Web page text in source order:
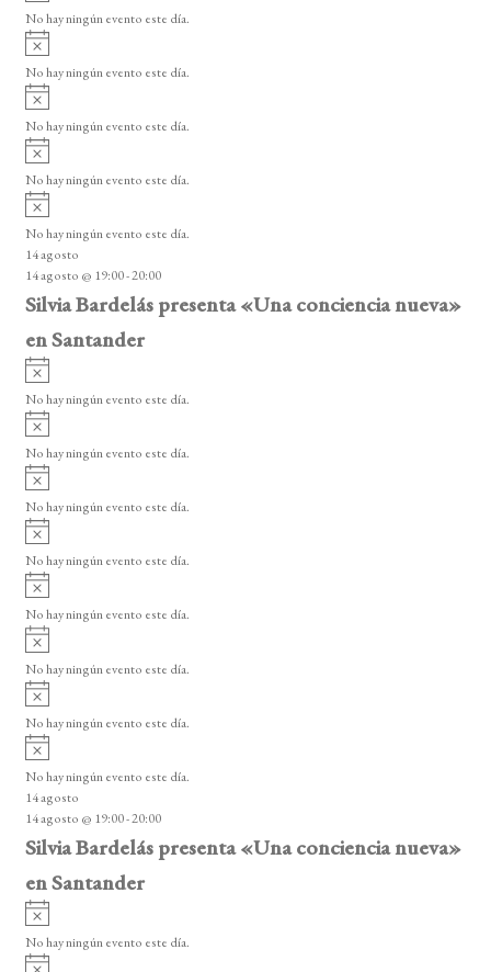
v
e
n
t
o
s
o
v
i
o
No hay ningún evento este día.
A
v
i
o
No hay ningún evento este día.
A
v
i
o
No hay ningún evento este día.
A
v
i
o
No hay ningún evento este día.
A
v
i
s
o
No hay ningún evento este día.
14 agosto
14 agosto @ 19:00-20:00
Silvia Bardelás presenta «Una conciencia nueva»
en Santander
A
v
i
o
No hay ningún evento este día.
A
v
i
o
No hay ningún evento este día.
A
v
i
o
No hay ningún evento este día.
A
v
i
o
No hay ningún evento este día.
A
v
i
o
No hay ningún evento este día.
A
v
i
o
No hay ningún evento este día.
A
v
i
o
No hay ningún evento este día.
A
v
i
s
o
No hay ningún evento este día.
14 agosto
14 agosto @ 19:00-20:00
Silvia Bardelás presenta «Una conciencia nueva»
en Santander
A
v
i
No hay ningún evento este día.
A